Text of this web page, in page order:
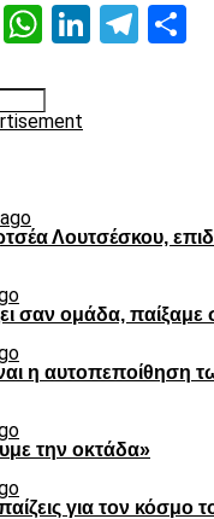
Pinterest
WhatsApp
LinkedIn
Λουτσέσκου,
σαν ομάδα, παίξαμε
η αυτοπεποίθηση
την οκτάδα»
για τον κόσμο